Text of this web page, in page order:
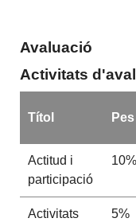
Avaluació
Activitats
Títol Pes
Actitud i
participació
10%
Activitats
5%